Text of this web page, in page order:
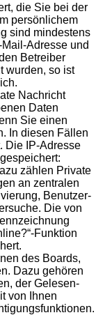
die Sie bei der
persönlichem
sind mindestens
Adresse und
Betreiber
wurden, so ist
Nachricht
Daten
Sie einen
In diesen Fällen
Die IP-Adresse
zählen Private
an zentralen
Benutzer-
Die von
Funktion
des Boards,
Dazu gehören
der Gelesen-
von Ihnen